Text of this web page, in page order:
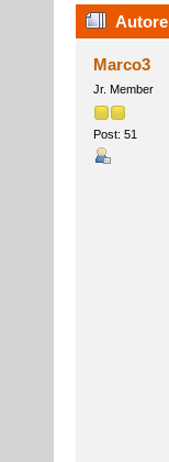
Autore
Marco3
Jr. Member
Post: 51